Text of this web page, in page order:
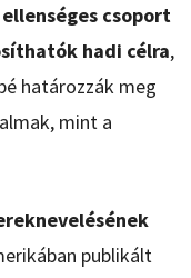
ellenséges csoport
hadi célra,
határozzák meg
mint a
publikált